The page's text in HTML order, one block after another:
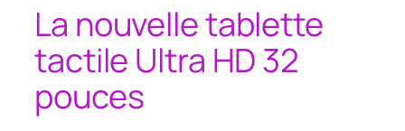
La nouvelle tablette
tactile Ultra HD 32
pouces